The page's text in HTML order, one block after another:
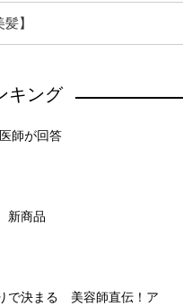
】
キング
師が回答
新商品
で決まる 美容師直伝！ア